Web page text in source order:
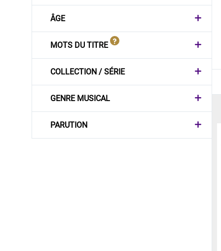
ÂGE
MOTS DU TITRE
COLLECTION / SÉRIE
GENRE MUSICAL
PARUTION